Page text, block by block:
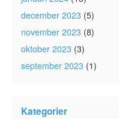
december 2023 (5)
november 2023 (8)
oktober 2023 (3)
september 2023 (1)
Kategorier